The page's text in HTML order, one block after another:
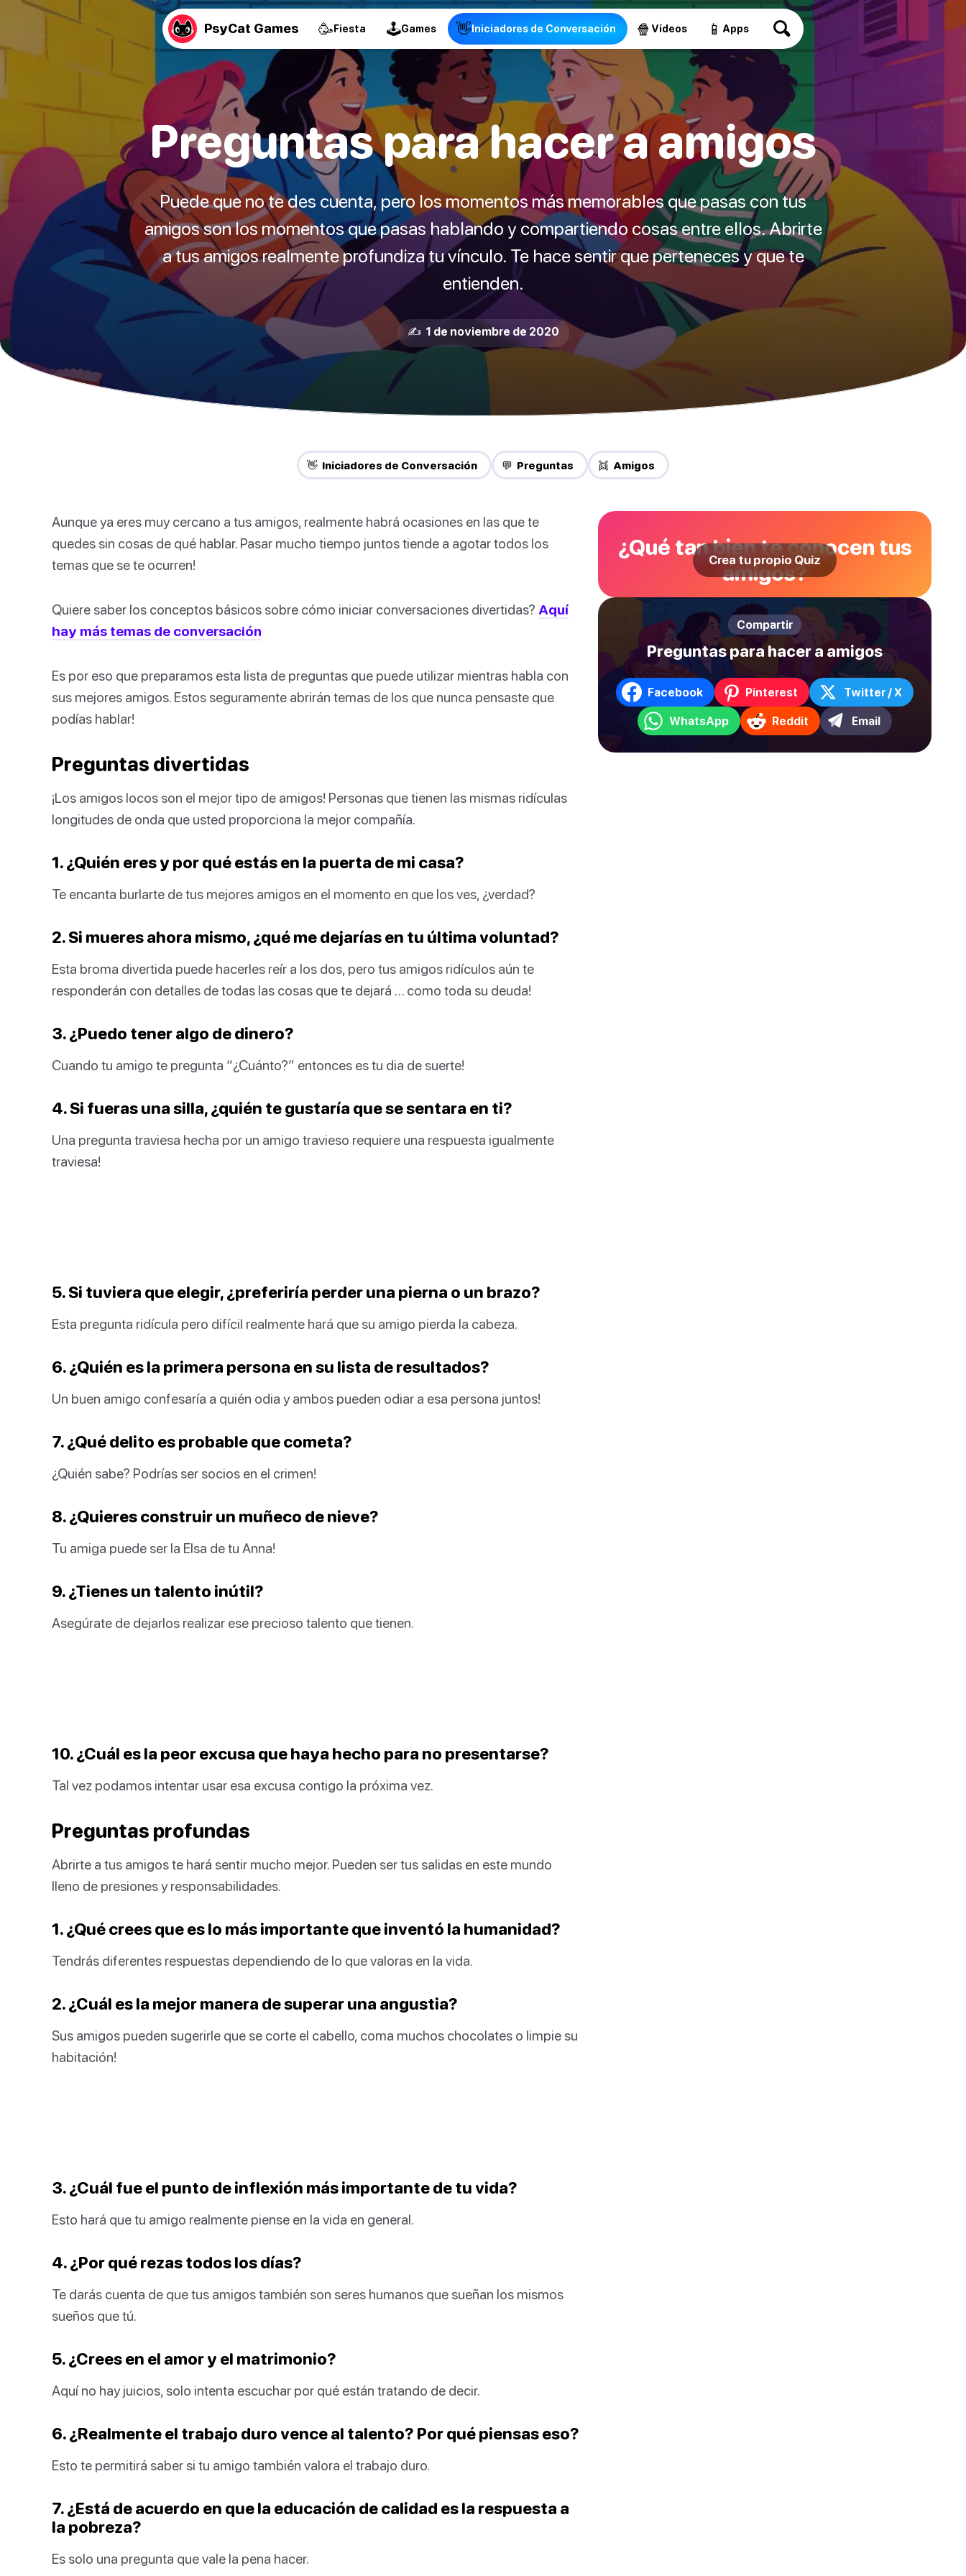
PsyCat Games 🥳Fiesta 🕹Games 👋Iniciadores de Conversación 🍿 Vídeos 📱 Apps
Preguntas para hacer a amigos
Puede que no te des cuenta, pero los momentos más memorables que pasas con tus
amigos son los momentos que pasas hablando y compartiendo cosas entre ellos. Abrirte
a tus amigos realmente profundiza tu vínculo. Te hace sentir que perteneces y que te
entienden.
✍️ 1 de noviembre de 2020
👋 Iniciadores de Conversación 💬 Preguntas 👯 Amigos
Aunque ya eres muy cercano a tus amigos, realmente habrá ocasiones en las que te
quedes sin cosas de qué hablar. Pasar mucho tiempo juntos tiende a agotar todos los
temas que se te ocurren!
Quiere saber los conceptos básicos sobre cómo iniciar conversaciones divertidas? Aquí
hay más temas de conversación
Es por eso que preparamos esta lista de preguntas que puede utilizar mientras habla con
sus mejores amigos. Estos seguramente abrirán temas de los que nunca pensaste que
podías hablar!
Preguntas divertidas
¡Los amigos locos son el mejor tipo de amigos! Personas que tienen las mismas ridículas
longitudes de onda que usted proporciona la mejor compañía.
1. ¿Quién eres y por qué estás en la puerta de mi casa?
Te encanta burlarte de tus mejores amigos en el momento en que los ves, ¿verdad?
2. Si mueres ahora mismo, ¿qué me dejarías en tu última voluntad?
Esta broma divertida puede hacerles reír a los dos, pero tus amigos ridículos aún te
responderán con detalles de todas las cosas que te dejará … como toda su deuda!
3. ¿Puedo tener algo de dinero?
Cuando tu amigo te pregunta “¿Cuánto?” entonces es tu dia de suerte!
4. Si fueras una silla, ¿quién te gustaría que se sentara en ti?
Una pregunta traviesa hecha por un amigo travieso requiere una respuesta igualmente
traviesa!
5. Si tuviera que elegir, ¿preferiría perder una pierna o un brazo?
Esta pregunta ridícula pero difícil realmente hará que su amigo pierda la cabeza.
6. ¿Quién es la primera persona en su lista de resultados?
Un buen amigo confesaría a quién odia y ambos pueden odiar a esa persona juntos!
7. ¿Qué delito es probable que cometa?
¿Quién sabe? Podrías ser socios en el crimen!
8. ¿Quieres construir un muñeco de nieve?
Tu amiga puede ser la Elsa de tu Anna!
9. ¿Tienes un talento inútil?
Asegúrate de dejarlos realizar ese precioso talento que tienen.
10. ¿Cuál es la peor excusa que haya hecho para no presentarse?
Tal vez podamos intentar usar esa excusa contigo la próxima vez.
Preguntas profundas
Abrirte a tus amigos te hará sentir mucho mejor. Pueden ser tus salidas en este mundo
lleno de presiones y responsabilidades.
1. ¿Qué crees que es lo más importante que inventó la humanidad?
Tendrás diferentes respuestas dependiendo de lo que valoras en la vida.
2. ¿Cuál es la mejor manera de superar una angustia?
Sus amigos pueden sugerirle que se corte el cabello, coma muchos chocolates o limpie su
habitación!
3. ¿Cuál fue el punto de inflexión más importante de tu vida?
Esto hará que tu amigo realmente piense en la vida en general.
4. ¿Por qué rezas todos los días?
Te darás cuenta de que tus amigos también son seres humanos que sueñan los mismos
sueños que tú.
5. ¿Crees en el amor y el matrimonio?
Aquí no hay juicios, solo intenta escuchar por qué están tratando de decir.
6. ¿Realmente el trabajo duro vence al talento? Por qué piensas eso?
Esto te permitirá saber si tu amigo también valora el trabajo duro.
7. ¿Está de acuerdo en que la educación de calidad es la respuesta a
la pobreza?
Es solo una pregunta que vale la pena hacer.
¿Qué tan bien te conocen tus
amigos?
Crea tu propio Quiz
Compartir
Preguntas para hacer a amigos
Facebook Pinterest Twitter / X
WhatsApp Reddit Email